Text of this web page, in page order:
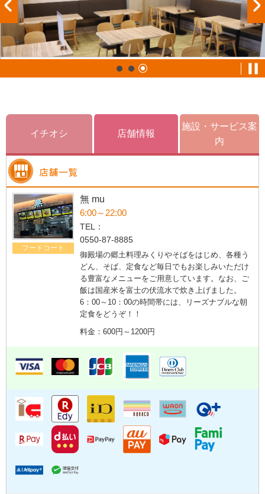
イチオシ 店舗情報
施設・サービス案
内
フードコート
無 mu
6:00～22:00
TEL：
0550-87-8885
御殿場の郷土料理みくりやそばをはじめ、各種う
どん、そば、定食など毎日でもお楽しみいただけ
る豊富なメニューをご用意しています。なお、ご
飯は国産米を富士の伏流水で炊き上げました。
6：00～10：00の時間帯には、リーズナブルな朝
定食をどうぞ！！
料金：600円～1200円